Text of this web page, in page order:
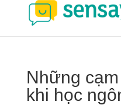
Những
khi học